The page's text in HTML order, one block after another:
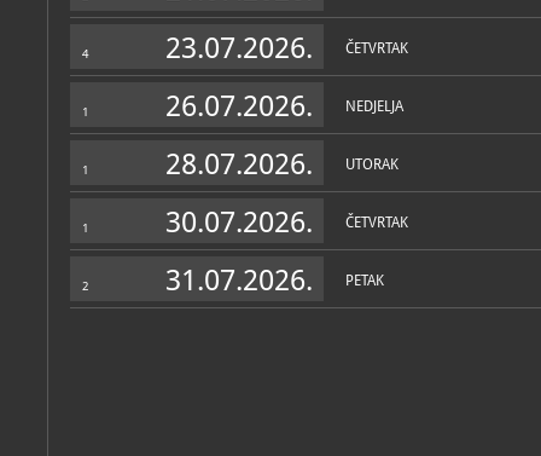
4 23.07.2026. ČETVRTAK
1 26.07.2026. NEDJELJA
1 28.07.2026. UTORAK
1 30.07.2026. ČETVRTAK
2 31.07.2026. PETAK